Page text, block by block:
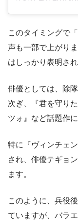
このタイミングで
声も一部で上がり
はしっかり表明され
俳優としては、除
次ぎ、『君を守り
ツォ』など話題作
特に『ヴィンチェ
され、俳優テギョ
ます。
このように、兵役
ていますが、バラ